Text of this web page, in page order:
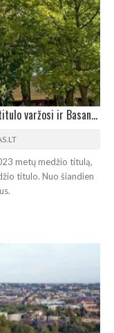
MEDŽIŲ „EUROVIZIJA 2024“: Dėl garbingo titulo varžosi ir Basanavičynės kaštonas
metų medžio titulą,
titulo. Nuo šiandien